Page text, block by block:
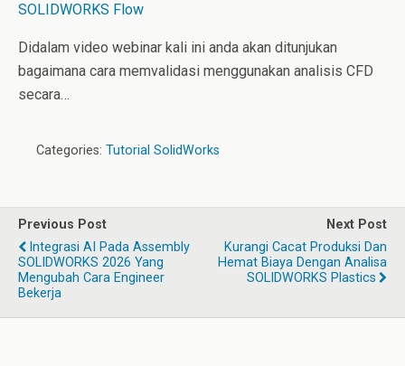
SOLIDWORKS Flow
Didalam video webinar kali ini anda akan ditunjukan
bagaimana cara memvalidasi menggunakan analisis CFD
secara…
Categories: Tutorial SolidWorks
Previous Post
Integrasi AI Pada Assembly
SOLIDWORKS 2026 Yang
Mengubah Cara Engineer
Bekerja
Next Post
Kurangi Cacat Produksi Dan
Hemat Biaya Dengan Analisa
SOLIDWORKS Plastics